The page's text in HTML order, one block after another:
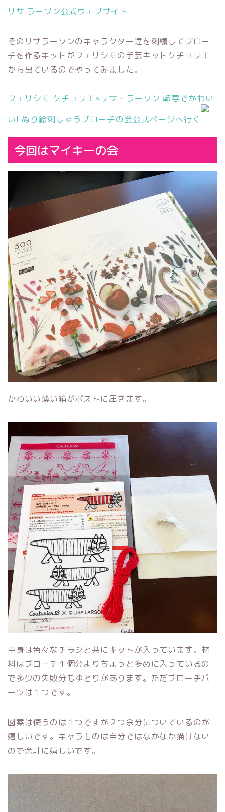
リサ ラーソン公式ウェブサイト
そのリサラーソンのキャラクター達を刺繍してブロー
チを作るキットがフェリシモの手芸キットクチュリエ
から出ているのでやってみました。
フェリシモ クチュリエ×リサ・ラーソン 転写でかわい
い! ぬり絵刺しゅうブローチの会公式ページへ行く
今回はマイキーの会
かわいい薄い箱がポストに届きます。
中身は色々なチラシと共にキットが入っています。材
料はブローチ１個分よりちょっと多めに入っているの
で多少の失敗分もゆとりがあります。ただブローチパ
ーツは１つです。
図案は使うのは１つですが２つ余分についているのが
嬉しいです。キャラものは自分ではなかなか描けない
ので余計に嬉しいです。